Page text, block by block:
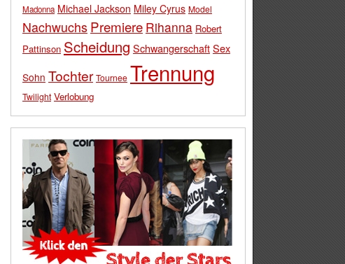
Madonna Michael Jackson Miley Cyrus Model
Nachwuchs Premiere Rihanna Robert
Pattinson Scheidung SchwangerschaftSex
Sohn Tochter Tournee Trennung
Twilight Verlobung